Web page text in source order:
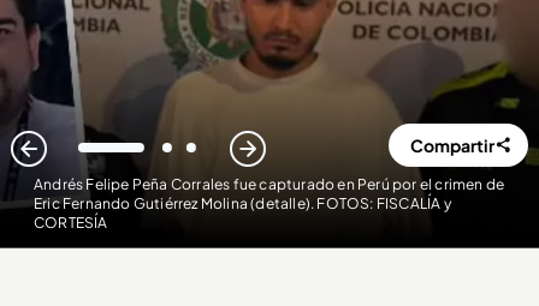
Andrés Felipe Peña Corrales fue capturado en Perú por el crimen de
Eric Fernando Gutiérrez Molina (detalle). FOTOS: FISCALÍA y
CORTESÍA
1 2 3 Compartir